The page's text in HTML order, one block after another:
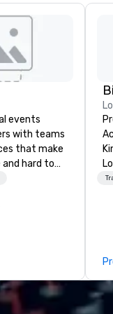
events
with teams
that make
and hard to
already
easy to